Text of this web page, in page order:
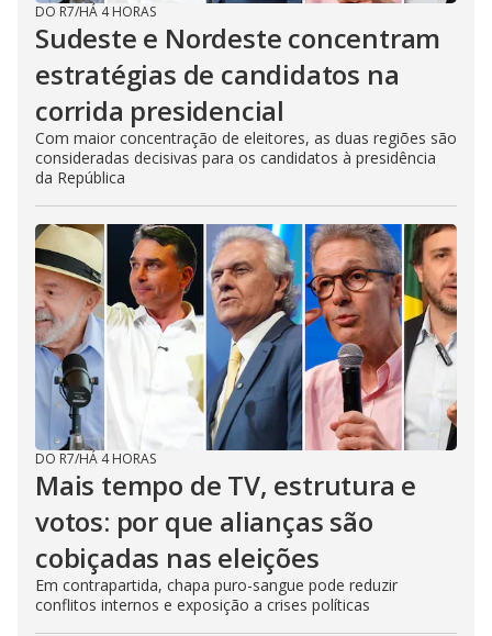
DO R7/HÁ 4 HORAS
Sudeste e Nordeste concentram
estratégias de candidatos na
corrida presidencial
Com maior concentração de eleitores, as duas regiões são
consideradas decisivas para os candidatos à presidência
da República
DO R7/HÁ 4 HORAS
Mais tempo de TV, estrutura e
votos: por que alianças são
cobiçadas nas eleições
Em contrapartida, chapa puro-sangue pode reduzir
conflitos internos e exposição a crises políticas